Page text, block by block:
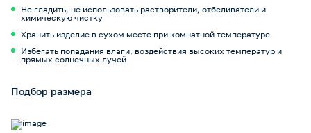
Не гладить, не использовать растворители, отбеливатели и
химическую чистку
Хранить изделие в сухом месте при комнатной температуре
Избегать попадания влаги, воздействия высоких температур и
прямых солнечных лучей
Подбор размера